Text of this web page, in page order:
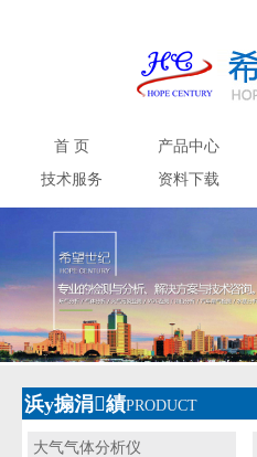
首 页 产品中心
技术服务
资料下载
浜у搧涓績PRODUCT
大气气体分析仪